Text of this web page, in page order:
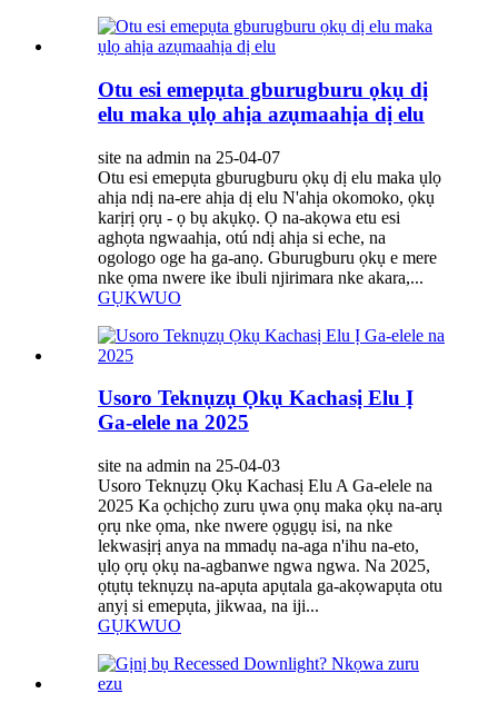
Otu esi emepụta gburugburu ọkụ dị
elu maka ụlọ ahịa azụmaahịa dị elu
site na admin na 25-04-07
Otu esi emepụta gburugburu ọkụ dị elu maka ụlọ
ahịa ndị na-ere ahịa dị elu N'ahịa okomoko, ọkụ
karịrị ọrụ - ọ bụ akụkọ. Ọ na-akọwa etu esi
aghọta ngwaahịa, otú ndị ahịa si eche, na
ogologo oge ha ga-anọ. Gburugburu ọkụ e mere
nke ọma nwere ike ibuli njirimara nke akara,...
GỤKWUO
Usoro Teknụzụ Ọkụ Kachasị Elu Ị
Ga-elele na 2025
site na admin na 25-04-03
Usoro Teknụzụ Ọkụ Kachasị Elu A Ga-elele na
2025 Ka ọchịchọ zuru ụwa ọnụ maka ọkụ na-arụ
ọrụ nke ọma, nke nwere ọgụgụ isi, na nke
lekwasịrị anya na mmadụ na-aga n'ihu na-eto,
ụlọ ọrụ ọkụ na-agbanwe ngwa ngwa. Na 2025,
ọtụtụ teknụzụ na-apụta apụtala ga-akọwapụta otu
anyị si emepụta, jikwaa, na iji...
GỤKWUO